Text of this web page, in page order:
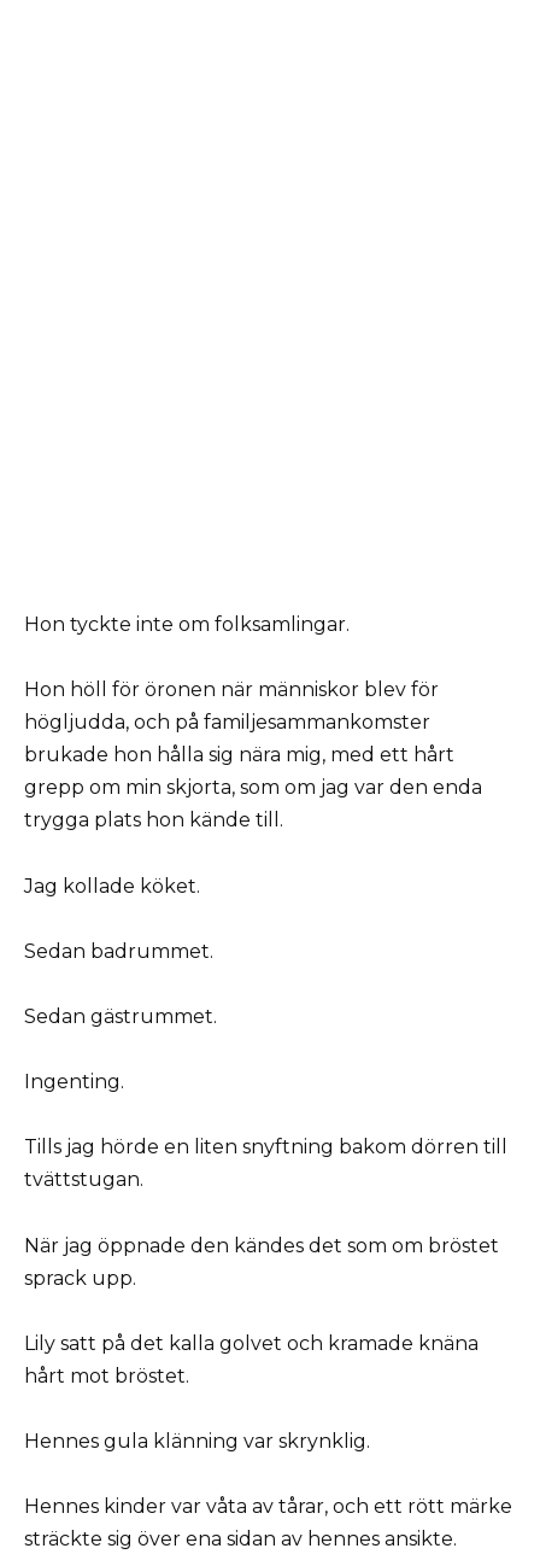
Hon tyckte inte om folksamlingar.
Hon höll för öronen när människor blev för
högljudda, och på familjesammankomster
brukade hon hålla sig nära mig, med ett hårt
grepp om min skjorta, som om jag var den enda
trygga plats hon kände till.
Jag kollade köket.
Sedan badrummet.
Sedan gästrummet.
Ingenting.
Tills jag hörde en liten snyftning bakom dörren till
tvättstugan.
När jag öppnade den kändes det som om bröstet
sprack upp.
Lily satt på det kalla golvet och kramade knäna
hårt mot bröstet.
Hennes gula klänning var skrynklig.
Hennes kinder var våta av tårar, och ett rött märke
sträckte sig över ena sidan av hennes ansikte.